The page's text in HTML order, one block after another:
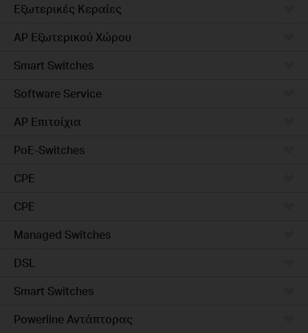
Εξωτερικές Κεραίες
AP Εξωτερικού Χώρου
Smart Switches
Software Service
AP Επιτοίχια
PoE-Switches
CPE
CPE
Managed Switches
DSL
Smart Switches
Powerline Αντάπτορας